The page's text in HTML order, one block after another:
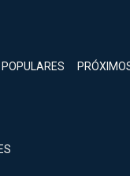
Inicia sesión.